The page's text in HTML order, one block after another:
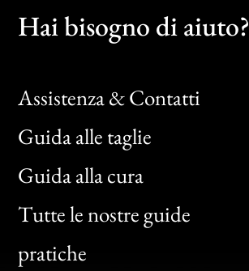
Hai bisogno di aiuto?
Assistenza & Contatti
Guida alle taglie
Guida alla cura
Tutte le nostre guide
pratiche